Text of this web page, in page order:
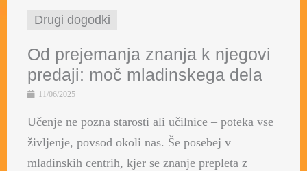
Drugi dogodki
Od prejemanja znanja k njegovi
predaji: moč mladinskega dela
11/06/2025
Učenje ne pozna starosti ali učilnice – poteka vse
življenje, povsod okoli nas. Še posebej v
mladinskih centrih, kjer se znanje prepleta z